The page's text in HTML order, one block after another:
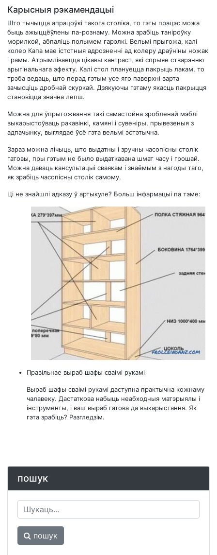
Карысныя рэкамендацыі
Што тычыцца апрацоўкі такога століка, то гэты працэс можа
быць ажыццёўлены па-рознаму. Можна зрабіць таніроўку
морилкой, абпаліць полымем гарэлкі. Вельмі прыгожа, калі
колер Капа мае істотныя адрозненні ад колеру драўніны ножак
і рамы. Атрымліваецца цікавы кантраст, які спрыяе стварэнню
арыгінальнага эфекту. Калі стол плануецца пакрыць лакам, то
трэба ведаць, што перад гэтым усе яго паверхні варта
зачысціць дробнай скуркай. Дзякуючы гэтаму якасць пакрыцця
становіцца значна лепш.
Можна для ўпрыгожвання такі самастойна зробленай мэблі
выкарыстоўваць ракавінкі, камяні і сувеніры, прывезеныя з
адпачынку, выглядае ўсё гэта вельмі эстэтычна.
Зараз можна лічыць, што выдатны і зручны часопісны столік
гатовы, пры гэтым не было выдаткавана шмат часу і грошай.
Можна даваць кансультацыі сваякам і знаёмым з нагоды таго,
як зрабіць часопісны столік самому.
Ці не знайшлі адказу ў артыкуле? Больш інфармацыі па тэме:
Правільнае выраб шафы сваімі рукамі
Выраб шафы сваімі рукамі даступна практычна кожнаму
чалавеку. Дастаткова набыць неабходныя матэрыялы і
інструменты, і ваш выраб гатова да выкарыстання. Як
гэта зрабіць? Разгледзім.
пошук
пошук